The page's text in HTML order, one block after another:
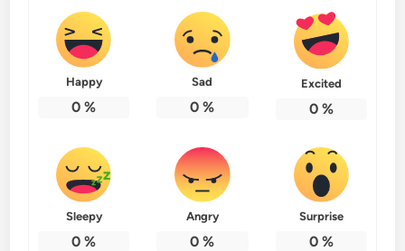
Happy
0 %
Sad
0 %
Excited
0%
Sleepy
0 %
Angry
0 %
Surprise
0%